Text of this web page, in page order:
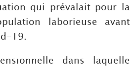
qui prévalait pour la
laborieuse avant
19.
dans laquelle